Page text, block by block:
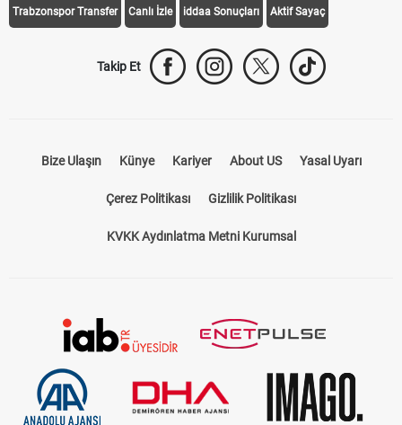
Trabzonspor Transfer Canlı İzle iddaa Sonuçları Aktif Sayaç
Takip Et
Bize Ulaşın Künye Kariyer About US Yasal Uyarı
Çerez Politikası Gizlilik Politikası
KVKK Aydınlatma Metni Kurumsal